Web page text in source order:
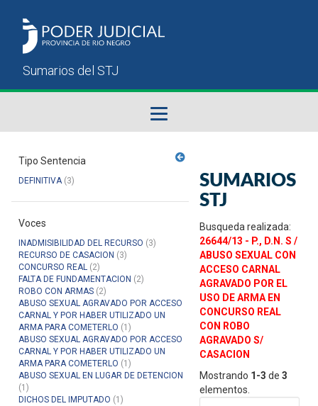
Sumarios del STJ
Manual del Usuario
Tipo Sentencia
DEFINITIVA(3)
Voces
INADMISIBILIDAD DEL RECURSO (3)
RECURSO DE CASACION (3)
CONCURSO REAL (2)
FALTA DE FUNDAMENTACION (2)
ROBO CON ARMAS (2)
ABUSO SEXUAL AGRAVADO POR ACCESO
CARNAL Y POR HABER UTILIZADO UN
ARMA PARA COMETERLO (1)
ABUSO SEXUAL AGRAVADO POR ACCESO
CARNAL Y POR HABER UTILIZADO UN
ARMA PARA COMETERLO (1)
ABUSO SEXUAL EN LUGAR DE DETENCION
(1)
DICHOS DEL IMPUTADO (1)
SUMARIOS
STJ
Busqueda realizada:
26644/13 - P., D.N. S /
ABUSO SEXUAL CON
ACCESO CARNAL
AGRAVADO POR EL
USO DE ARMA EN
CONCURSO REAL
CON ROBO
AGRAVADO S/
CASACION
Mostrando 1-3 de 3
elementos.